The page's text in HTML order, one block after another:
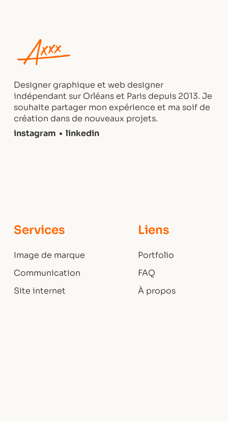
Designer graphique et web designer
indépendant sur Orléans et Paris depuis 2013. Je
souhaite partager mon expérience et ma soif de
création dans de nouveaux projets.
instagram • linkedin
Services
Image de marque
Communication
Site internet
Liens
Portfolio
FAQ
À propos